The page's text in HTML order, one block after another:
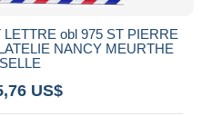
obl 975 ST PIERRE
NANCY MEURTHE
US$